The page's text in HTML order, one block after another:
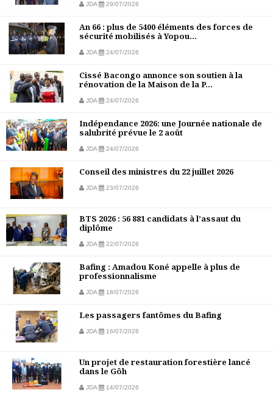
JDA 29/07/2026
An 66 : plus de 5400 éléments des forces de
sécurité mobilisés à Yopou...
JDA 24/07/2026
Cissé Bacongo annonce son soutien à la
rénovation de la Maison de la P...
JDA 24/07/2026
Indépendance 2026: une Journée nationale de
salubrité prévue le 2 août
JDA 24/07/2026
Conseil des ministres du 22 juillet 2026
JDA 23/07/2026
BTS 2026 : 56 881 candidats à l’assaut du
diplôme
JDA 22/07/2026
Bafing : Amadou Koné appelle à plus de
professionnalisme
JDA 18/07/2026
Les passagers fantômes du Bafing
JDA 16/07/2026
Un projet de restauration forestière lancé
dans le Gôh
JDA 14/07/2026